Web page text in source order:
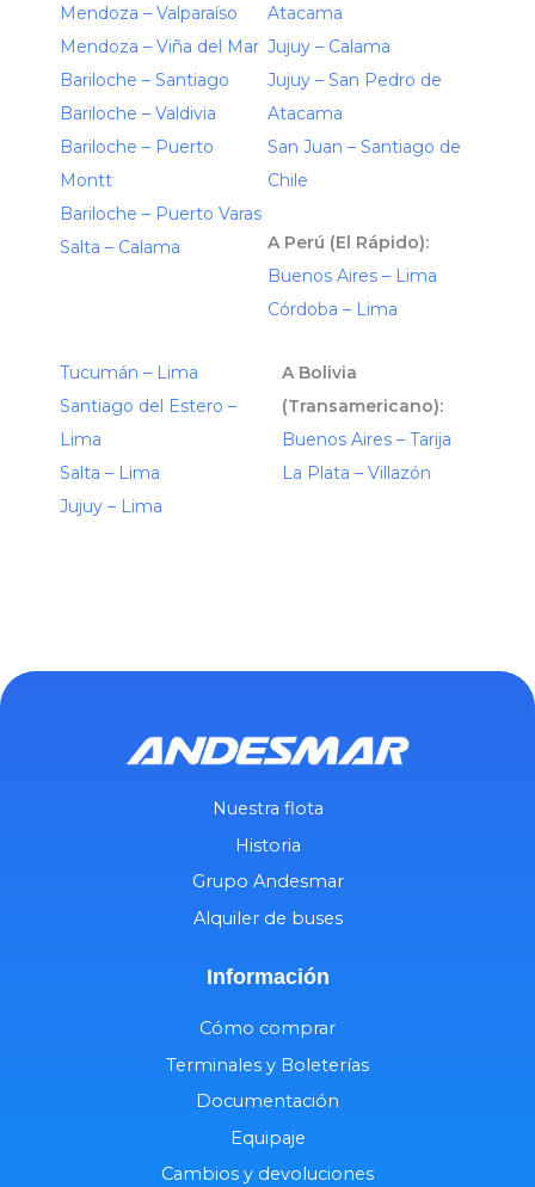
Mendoza – Valparaíso
Mendoza – Viña del Mar
Bariloche – Santiago
Bariloche – Valdivia
Bariloche – Puerto
Montt
Bariloche – Puerto Varas
Salta – Calama
Atacama
Jujuy – Calama
Jujuy – San Pedro de
Atacama
San Juan – Santiago de
Chile
A Perú (El Rápido):
Buenos Aires – Lima
Córdoba – Lima
Tucumán – Lima
Santiago del Estero –
Lima
Salta – Lima
Jujuy – Lima
A Bolivia
(Transamericano):
Buenos Aires – Tarija
La Plata – Villazón
Nuestra flota
Historia
Grupo Andesmar
Alquiler de buses
Información
Cómo comprar
Terminales y Boleterías
Documentación
Equipaje
Cambios y devoluciones